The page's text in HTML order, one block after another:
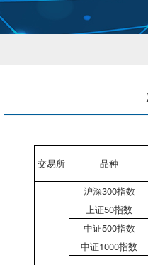
交易所 品种
沪深300指数
上证50指数
中证500指数
中证1000指数